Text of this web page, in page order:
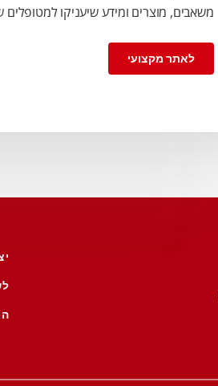
משאבים, מוצרים ומידע שיעניקו למטופלים
לאתר מקצועי